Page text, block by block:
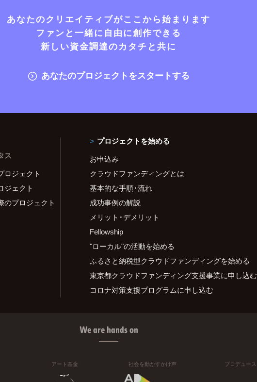
あなたのクリエイティブがここから始まります
ファンと一緒に自由に創作できる
新しい資金調達のカタチと共に
あなたのプロジェクトをスタートする
ス
ロジェクト
ジェクト
のプロジェクト
プロジェクトを始める
お申込み
クラウドファンディングとは
基本的な手順・流れ
成功事例の解説
メリット・デメリット
Fellowship
"ローカル"の活動を始める
ふるさと納税型クラウドファンディングを始める
東京都クラウドファンディング支援事業に申し込む
コロナ対策支援プログラムに申し込む
We are hands on
アート基金 社会を動かすかけ声 プロデュース